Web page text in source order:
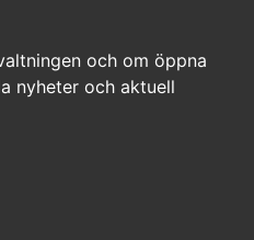
och om öppna
nyheter och aktuell